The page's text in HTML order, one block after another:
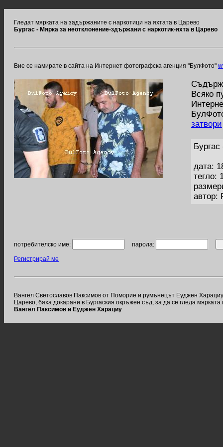
Гледат мярката на задържаните с наркотици на яхтата в Царево
Бургас - Мярка за неотклонение-здържани с наркотик-яхта в Царево
Вие се намирате в сайта на Интернет фотографска агенция "БулФото"
Всяко
затвори
дата:
тегло:
автор:
потребителско име: парола:
Регистрирай ме
Вангел Светославов Паксимов от Поморие и румънецът Еуджен
Царево, бяха докарани в Бургаския окръжен съд, за да се гледа
Вангел Паксимов и Еуджен Харациу